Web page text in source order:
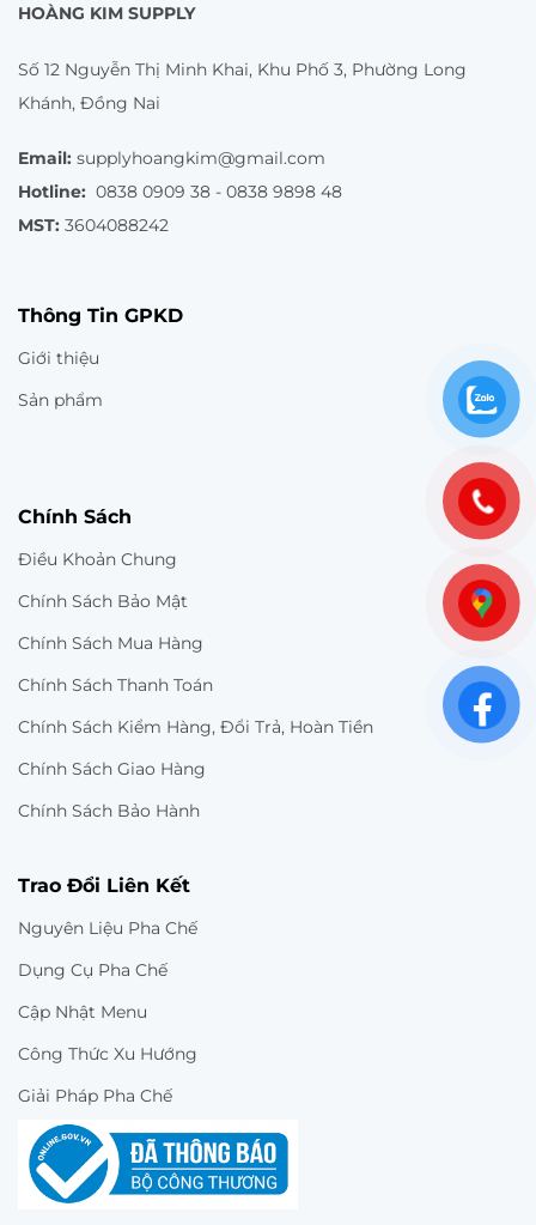
HOÀNG KIM SUPPLY
Số 12 Nguyễn Thị Minh Khai, Khu Phố 3, Phường Long
Khánh, Đồng Nai
Email: supplyhoangkim@gmail.com
Hotline: 0838 0909 38 - 0838 9898 48
MST: 3604088242
Thông Tin GPKD
Giới thiệu
Sản phẩm
Chính Sách
Điều Khoản Chung
Chính Sách Bảo Mật
Chính Sách Mua Hàng
Chính Sách Thanh Toán
Chính Sách Kiểm Hàng, Đổi Trả, Hoàn Tiền
Chính Sách Giao Hàng
Chính Sách Bảo Hành
Trao Đổi Liên Kết
Nguyên Liệu Pha Chế
Dụng Cụ Pha Chế
Cập Nhật Menu
Công Thức Xu Hướng
Giải Pháp Pha Chế